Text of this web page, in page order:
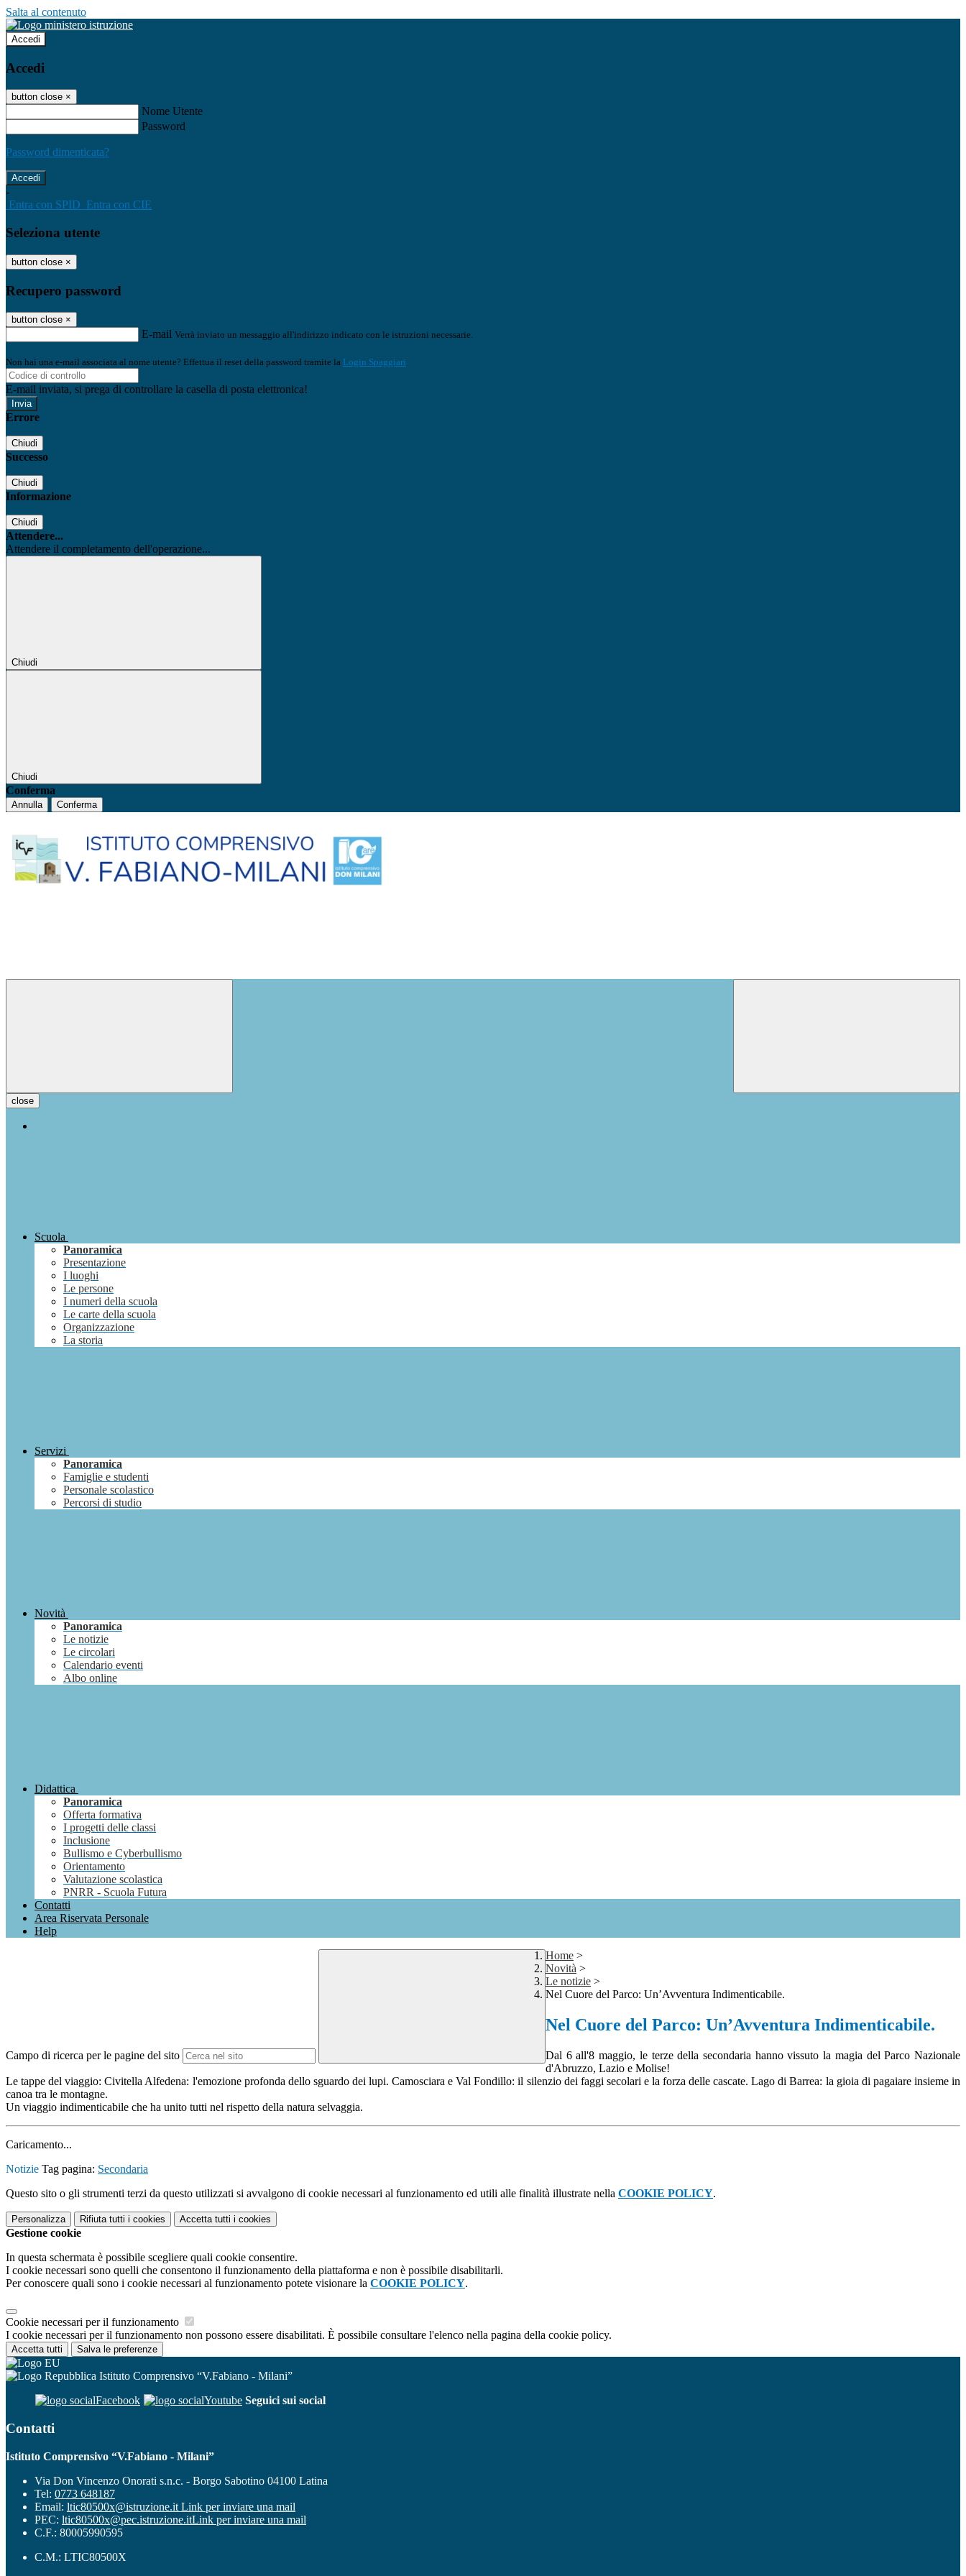
Salta al contenuto
Accedi
Accedi
button close ×
Nome Utente
Password
Password dimenticata?
-
Entra con SPID Entra con CIE
Seleziona utente
button close ×
Recupero password
button close ×
E-mail Verrà inviato un messaggio all'indirizzo indicato con le istruzioni necessarie.
Non hai una e-mail associata al nome utente? Effettua il reset della password tramite la Login Spaggiari
E-mail inviata, si prega di controllare la casella di posta elettronica!
Errore
Chiudi
Successo
Chiudi
Informazione
Chiudi
Attendere...
Attendere il completamento dell'operazione...
Chiudi
Chiudi
Conferma
Annulla Conferma
close
Scuola
Panoramica
Presentazione
I luoghi
Le persone
I numeri della scuola
Le carte della scuola
Organizzazione
La storia
Servizi
Panoramica
Famiglie e studenti
Personale scolastico
Percorsi di studio
Novità
Panoramica
Le notizie
Le circolari
Calendario eventi
Albo online
Didattica
Panoramica
Offerta formativa
I progetti delle classi
Inclusione
Bullismo e Cyberbullismo
Orientamento
Valutazione scolastica
PNRR - Scuola Futura
Contatti
Area Riservata Personale
Help
Campo di ricerca per le pagine del sito
Home >
Novità >
Le notizie >
Nel Cuore del Parco: Un’Avventura Indimenticabile.
Nel Cuore del Parco: Un’Avventura Indimenticabile.
Dal 6 all'8 maggio, le terze della secondaria hanno vissuto la magia del Parco Nazionale
d'Abruzzo, Lazio e Molise!
Le tappe del viaggio: Civitella Alfedena: l'emozione profonda dello sguardo dei lupi. Camosciara e Val Fondillo: il silenzio dei faggi secolari e la forza delle cascate. Lago di Barrea: la gioia di pagaiare insieme in
canoa tra le montagne.
Un viaggio indimenticabile che ha unito tutti nel rispetto della natura selvaggia.
Caricamento...
Notizie Tag pagina: Secondaria
Questo sito o gli strumenti terzi da questo utilizzati si avvalgono di cookie necessari al funzionamento ed utili alle finalità illustrate nella COOKIE POLICY.
Personalizza Rifiuta tutti i cookies Accetta tutti i cookies
Gestione cookie
In questa schermata è possibile scegliere quali cookie consentire.
I cookie necessari sono quelli che consentono il funzionamento della piattaforma e non è possibile disabilitarli.
Per conoscere quali sono i cookie necessari al funzionamento potete visionare la COOKIE POLICY.
Cookie necessari per il funzionamento
I cookie necessari per il funzionamento non possono essere disabilitati. È possibile consultare l'elenco nella pagina della cookie policy.
Accetta tutti Salva le preferenze
Istituto Comprensivo “V.Fabiano - Milani”
Facebook
Youtube Seguici sui social
Contatti
Istituto Comprensivo “V.Fabiano - Milani”
Via Don Vincenzo Onorati s.n.c. - Borgo Sabotino 04100 Latina
Tel: 0773 648187
Email: ltic80500x@istruzione.it Link per inviare una mail
PEC: ltic80500x@pec.istruzione.itLink per inviare una mail
C.F.: 80005990595
C.M.: LTIC80500X